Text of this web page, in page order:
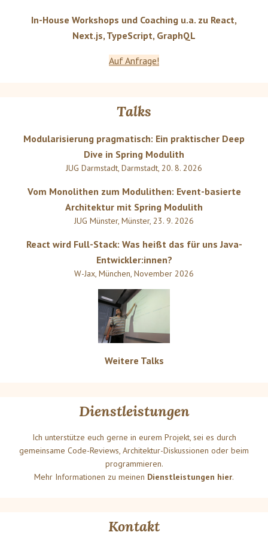
In-House Workshops und Coaching u.a. zu React,
Next.js, TypeScript, GraphQL
Auf Anfrage!
Talks
Modularisierung pragmatisch: Ein praktischer Deep
Dive in Spring Modulith
JUG Darmstadt, Darmstadt, 20. 8. 2026
Vom Monolithen zum Modulithen: Event-basierte
Architektur mit Spring Modulith
JUG Münster, Münster, 23. 9. 2026
React wird Full-Stack: Was heißt das für uns Java-
Entwickler:innen?
W-Jax, München, November 2026
Weitere Talks
Dienstleistungen
Ich unterstütze euch gerne in eurem Projekt, sei es durch
gemeinsame Code-Reviews, Architektur-Diskussionen oder beim
programmieren.
Mehr Informationen zu meinen Dienstleistungen hier.
Kontakt